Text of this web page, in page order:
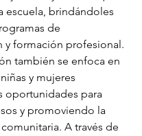
escuela, brindándoles
de
y formación profesional.
también se enfoca en
y mujeres
oportunidades para
y promoviendo la
A través de